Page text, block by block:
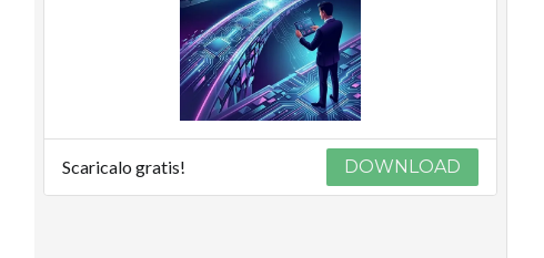
Scaricalo gratis! DOWNLOAD